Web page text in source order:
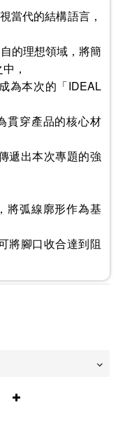
當代的結構語言，
的理想領域，將簡
，
為本次的「IDEAL
貫穿產品的核心材
遞出本次專題的強
將弧線廓形作為基
將腳口收合達到阻